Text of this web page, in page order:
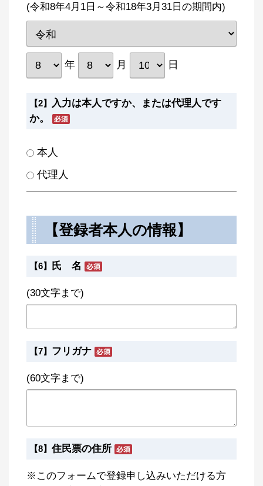
(令和8年4月1日～令和18年3月31日の期間内)
年 月 日
【2】
入力は本人ですか、または代理人です
か。
本人
代理人
【登録者本人の情報】
【6】 氏 名
(30文字まで)
【7】 フリガナ
(60文字まで)
【8】住民票の住所
※このフォームで登録申し込みいただける方